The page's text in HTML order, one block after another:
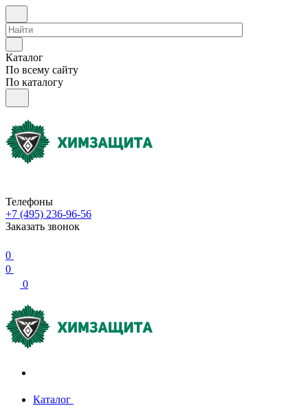
Каталог
По всему сайту
По каталогу
Телефоны
+7 (495) 236-96-56
Заказать звонок
0
0
0
Каталог